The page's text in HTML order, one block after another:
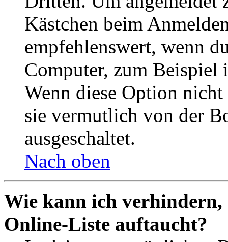
Kästchen beim
empfehlenswert, wenn
Computer, zum Beispiel
Wenn diese Option
sie vermutlich von der
ausgeschaltet.
Nach oben
Wie kann ich verhindern,
Online-Liste auftaucht?